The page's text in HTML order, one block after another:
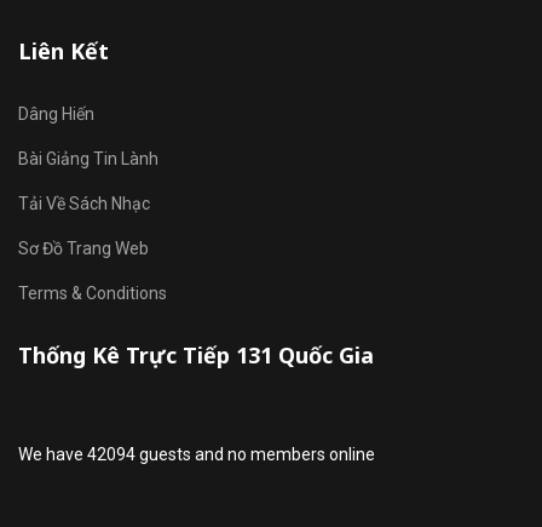
Liên Kết
Dâng Hiến
Bài Giảng Tin Lành
Tải Về Sách Nhạc
Sơ Đồ Trang Web
Terms & Conditions
Thống Kê Trực Tiếp 131 Quốc Gia
We have 42094 guests and no members online